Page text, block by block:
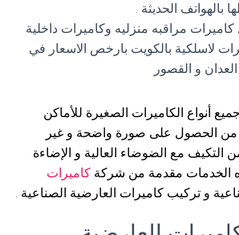
بالهواتف الحديثة .
مراقبه منزليه وكاميرات داخلية
لاسلكية بالكويت بارخص الاسعار في
و القصور
أنواع الكاميرات الصغيرة للأماكن
من الحصول على صورة واضحة و غير
التكيف مع الضوضاء العالية و الإضاءة
الخدمات مقدمة من شركة كاميرات
و تركيب كاميرات العارضية الصناعية .